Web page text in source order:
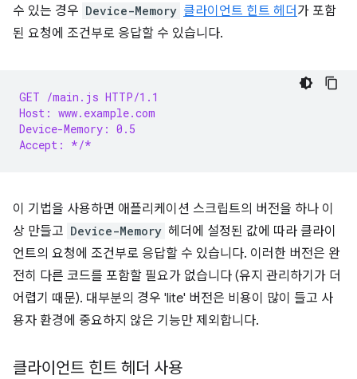
수 있는 경우 Device-Memory 클라이언트 힌트 헤더 가 포함
된 요청에 조건부로 응답할 수 있습니다.
GET /main.js HTTP/1.1
Host: www.example.com
Device-Memory: 0.5
Accept: */*
이 기법을 사용하면 애플리케이션 스크립트의 버전을 하나 이
상 만들고 Device-Memory 헤더에 설정된 값에 따라 클라이
언트의 요청에 조건부로 응답할 수 있습니다. 이러한 버전은 완
전히 다른 코드를 포함할 필요가 없습니다 (유지 관리하기가 더
어렵기 때문). 대부분의 경우 'lite' 버전은 비용이 많이 들고 사
용자 환경에 중요하지 않은 기능만 제외합니다.
클라이언트 힌트 헤더 사용